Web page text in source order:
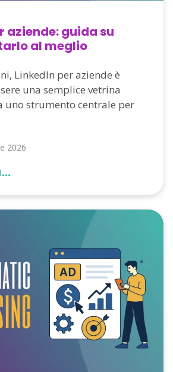
aziende: guida su
al meglio
LinkedIn per aziende è
una semplice vetrina
uno strumento centrale per
2026